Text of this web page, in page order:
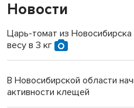
Новости
Царь-томат из
весу в 3 кг
В Новосибирской области
активности клещей